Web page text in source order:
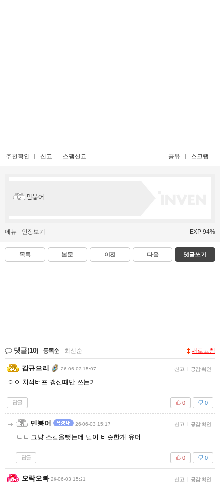
추천확인 신고 스팸신고 공유 스크랩
민붕어
메뉴 인장보기 EXP 94%
목록 본문 이전 다음 댓글쓰기
댓글(10) 등록순 최신순 새로고침
감규으리 26-06-03 15:07 신고 | 공감 확인
ㅇㅇ 치적버프 갱신때만 쓰는거
답글 0
0
민붕어 26-06-03 15:17 신고 | 공감 확인
ㄴㄴ 그냥 스킬을뺏는데 딜이 비슷한개 유머..
답글 0
0
오락오빠 26-06-03 15:21 신고 | 공감 확인